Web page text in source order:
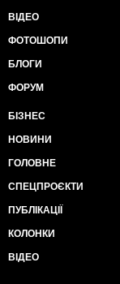
ВІДЕО
ФОТОШОПИ
БЛОГИ
ФОРУМ
БІЗНЕС
НОВИНИ
ГОЛОВНЕ
СПЕЦПРОЄКТИ
ПУБЛІКАЦІЇ
КОЛОНКИ
ВІДЕО